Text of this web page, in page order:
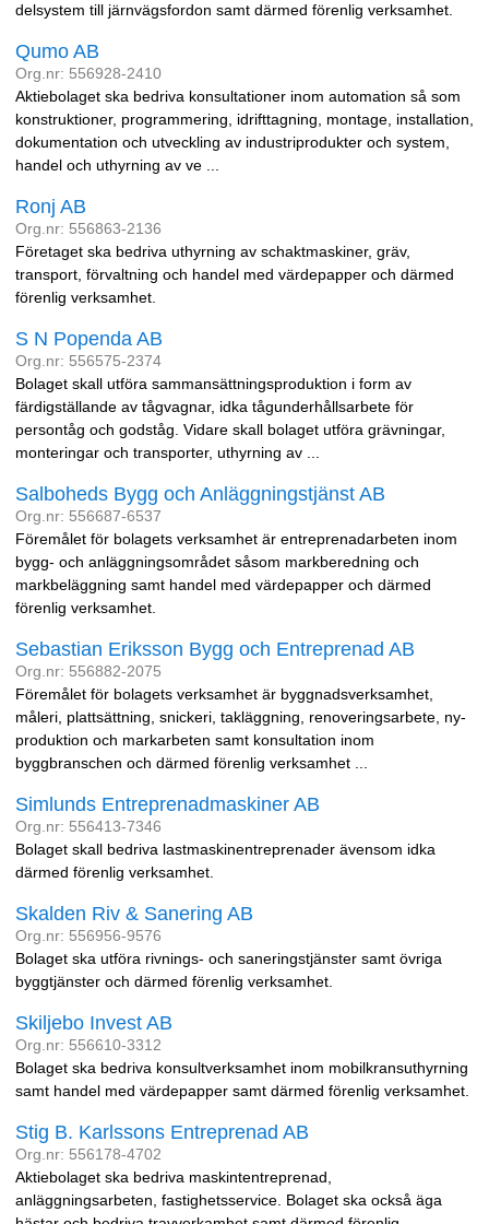
delsystem till järnvägsfordon samt därmed förenlig verksamhet.
Qumo AB
Org.nr: 556928-2410
Aktiebolaget ska bedriva konsultationer inom automation så som
konstruktioner, programmering, idrifttagning, montage, installation,
dokumentation och utveckling av industriprodukter och system,
handel och uthyrning av ve ...
Ronj AB
Org.nr: 556863-2136
Företaget ska bedriva uthyrning av schaktmaskiner, gräv,
transport, förvaltning och handel med värdepapper och därmed
förenlig verksamhet.
S N Popenda AB
Org.nr: 556575-2374
Bolaget skall utföra sammansättningsproduktion i form av
färdigställande av tågvagnar, idka tågunderhållsarbete för
persontåg och godståg. Vidare skall bolaget utföra grävningar,
monteringar och transporter, uthyrning av ...
Salboheds Bygg och Anläggningstjänst AB
Org.nr: 556687-6537
Föremålet för bolagets verksamhet är entreprenadarbeten inom
bygg- och anläggningsområdet såsom markberedning och
markbeläggning samt handel med värdepapper och därmed
förenlig verksamhet.
Sebastian Eriksson Bygg och Entreprenad AB
Org.nr: 556882-2075
Föremålet för bolagets verksamhet är byggnadsverksamhet,
måleri, plattsättning, snickeri, takläggning, renoveringsarbete, ny-
produktion och markarbeten samt konsultation inom
byggbranschen och därmed förenlig verksamhet ...
Simlunds Entreprenadmaskiner AB
Org.nr: 556413-7346
Bolaget skall bedriva lastmaskinentreprenader ävensom idka
därmed förenlig verksamhet.
Skalden Riv & Sanering AB
Org.nr: 556956-9576
Bolaget ska utföra rivnings- och saneringstjänster samt övriga
byggtjänster och därmed förenlig verksamhet.
Skiljebo Invest AB
Org.nr: 556610-3312
Bolaget ska bedriva konsultverksamhet inom mobilkransuthyrning
samt handel med värdepapper samt därmed förenlig verksamhet.
Stig B. Karlssons Entreprenad AB
Org.nr: 556178-4702
Aktiebolaget ska bedriva maskintentreprenad,
anläggningsarbeten, fastighetsservice. Bolaget ska också äga